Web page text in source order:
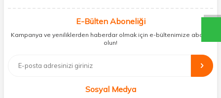
mobil şubesi ile tüketicilerine en hızlı ve güvenilir teslimatı garanti
etmektedir. Havale-EFT ve kredi kartı gibi ödeme seçenekleri ile
müşterilerini ödeme hususunda imkan sağlamıştır. Sosyal
sorumluluğu kesinlikle es geçmeyerek, mamaal.com üzerinden satışı
yapılan her ürün için sokak hayvanlarına aylık ve düzenli olarak
bağış işlemi gerçekleştirmektedir.
E-Bülten Aboneliği
Kampanya ve yeniliklerden haberdar olmak için e-bültenimize abone
olun!
Sosyal Medya